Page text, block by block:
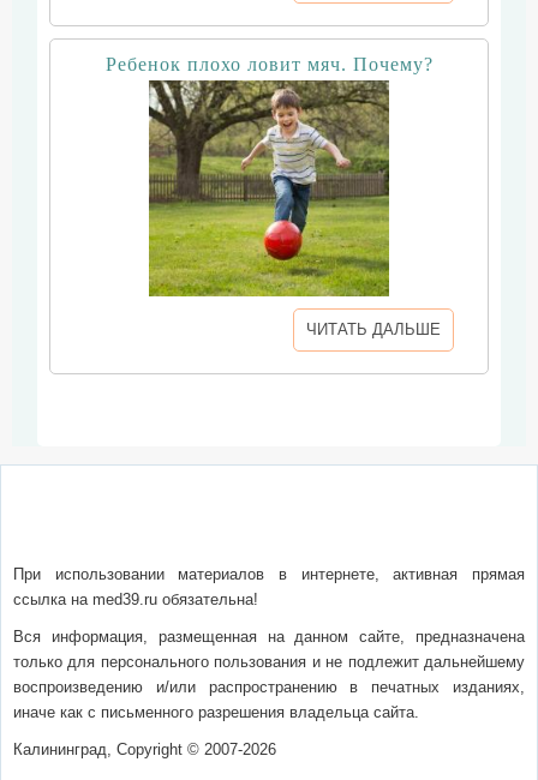
Ребенок плохо ловит мяч. Почему?
ЧИТАТЬ ДАЛЬШЕ
При использовании материалов в интернете, активная прямая
ссылка на med39.ru обязательна!
Вся информация, размещенная на данном сайте, предназначена
только для персонального пользования и не подлежит дальнейшему
воспроизведению и/или распространению в печатных изданиях,
иначе как с письменного разрешения владельца сайта.
Калининград, Copyright © 2007-2026